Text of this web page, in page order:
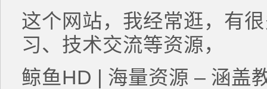
这个网站，我经常逛，有
习、技术交流等资源，
鲸鱼HD | 海量资源 – 涵盖